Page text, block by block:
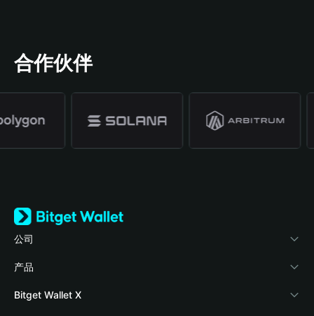
合作伙伴
公司
关于 Bitget Wallet
博客
产品
加密卡
Bitget Wallet X